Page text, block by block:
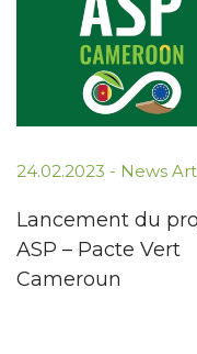
24.02.2023 - News
Lancement du
ASP – Pacte Vert
Cameroun